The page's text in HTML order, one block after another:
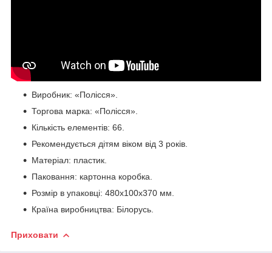
Виробник: «Полісся».
Торгова марка: «Полісся».
Кількість елементів: 66.
Рекомендується дітям віком від 3 років.
Матеріал: пластик.
Паковання: картонна коробка.
Розмір в упаковці: 480х100х370 мм.
Країна виробництва: Білорусь.
Приховати